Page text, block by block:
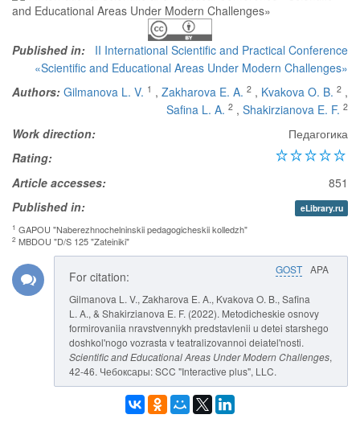
Published in:
II International Scientific and Practical Conference
«Scientific and Educational Areas Under Modern Challenges»
Authors: Gilmanova L. V. 1 , Zakharova E. A. 2 , Kvakova O. B. 2 ,
Safina L. A. 2 , Shakirzianova E. F. 2
Work direction:
Педагогика
Rating:
Article accesses:
851
Published in:
eLibrary.ru
1 GAPOU "Naberezhnochelninskii pedagogicheskii kolledzh"
2 MBDOU "D/S 125 "Zateiniki"
GOST APA
For citation:
Gilmanova L. V., Zakharova E. A., Kvakova O. B., Safina
L. A., & Shakirzianova E. F. (2022). Metodicheskie osnovy
formirovaniia nravstvennykh predstavlenii u detei starshego
doshkol'nogo vozrasta v teatralizovannoi deiatel'nosti.
Scientific and Educational Areas Under Modern Challenges,
42-46. Чебоксары: SCC "Interactive plus", LLC.